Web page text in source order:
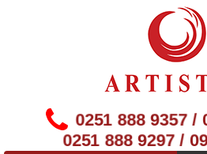
0251 888 9357 /
0251 888 9297 /